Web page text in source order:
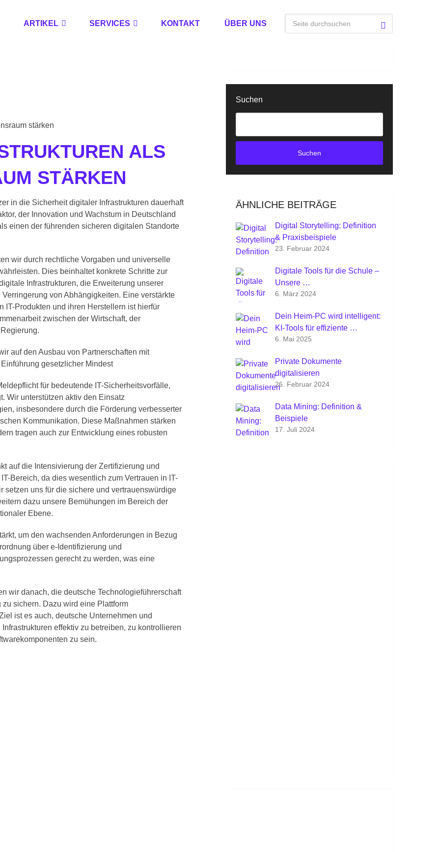
ARTIKEL SERVICES KONTAKT ÜBER UNS
stärken
ALS
STÄRKEN
in die Sicherheit digitaler Infrastrukturen dauerhaft
der Innovation und Wachstum in Deutschland
einen der führenden sicheren digitalen Standorte
wir durch rechtliche Vorgaben und universelle
Dies beinhaltet konkrete Schritte zur
Infrastrukturen, die Erweiterung unserer
von Abhängigkeiten. Eine verstärkte
IT-Produkten und ihren Herstellern ist hierfür
zwischen der Wirtschaft, der
auf den Ausbau von Partnerschaften mit
gesetzlicher Mindest
für bedeutende IT-Sicherheitsvorfälle,
Wir unterstützen aktiv den Einsatz
insbesondere durch die Förderung verbesserter
Kommunikation. Diese Maßnahmen stärken
tragen auch zur Entwicklung eines robusten
auf die Intensivierung der Zertifizierung und
Bereich, da dies wesentlich zum Vertrauen in IT-
setzen uns für die sichere und vertrauenswürdige
dazu unsere Bemühungen im Bereich der
Ebene.
um den wachsenden Anforderungen in Bezug
über e-Identifizierung und
gerecht zu werden, was eine
wir danach, die deutsche Technologieführerschaft
sichern. Dazu wird eine Plattform
ist es auch, deutsche Unternehmen und
effektiv zu betreiben, zu kontrollieren
zu sein.
Suchen
Suchen
ÄHNLICHE BEITRÄGE
Digital Storytelling: Definition
& Praxisbeispiele
23. Februar 2024
Digitale Tools für die Schule –
Unsere …
6. März 2024
Dein Heim-PC wird intelligent:
KI-Tools für effiziente …
6. Mai 2025
Private Dokumente
digitalisieren
26. Februar 2024
Data Mining: Definition &
Beispiele
17. Juli 2024